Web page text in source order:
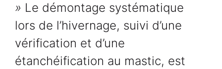
» Le démontage systématique
lors de l’hivernage, suivi d’une
vérification et d’une
étanchéification au mastic, est